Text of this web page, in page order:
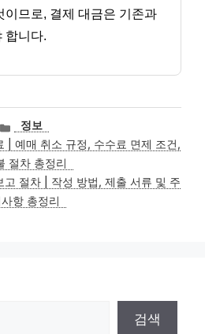
이므로, 결제 대금은 기존과
합니다.
카
테
고
리
정보
| 예매 취소 규정, 수수료 면제 조건,
절차 총정리
고 절차 | 작성 방법, 제출 서류 및 주
사항 총정리
검색